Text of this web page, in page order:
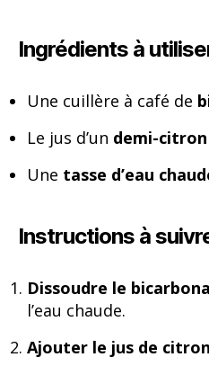
Ingrédients à
Une cuillère à café de
Le jus d’un demi-citron
Une tasse d’eau
Instructions à
Dissoudre le
l’eau chaude.
Ajouter le jus de citron